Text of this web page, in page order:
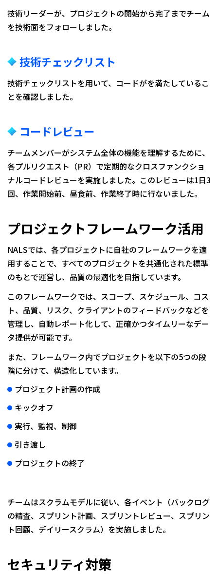
技術リーダーが、プロジェクトの開始から完了までチーム
を技術面をフォローしました。
技術チェックリスト
技術チェックリストを用いて、コードがを満たしているこ
とを確認しました。
コードレビュー
チームメンバーがシステム全体の機能を理解するために、
各プルリクエスト（PR）で定期的なクロスファンクショ
ナルコードレビューを実施しました。このレビューは1日3
回、作業開始前、昼食前、作業終了時に行ないました。
プロジェクトフレームワーク活用
NALSでは、各プロジェクトに自社のフレームワークを適
用することで、すべてのプロジェクトを共通化された標準
のもとで運営し、品質の最適化を目指しています。
このフレームワークでは、スコープ、スケジュール、コス
ト、品質、リスク、クライアントのフィードバックなどを
管理し、自動レポート化して、正確かつタイムリーなデー
タ提供が可能です。
また、フレームワーク内でプロジェクトを以下の5つの段
階に分けて、構造化しています。
プロジェクト計画の作成
キックオフ
実行、監視、制御
引き渡し
プロジェクトの終了
チームはスクラムモデルに従い、各イベント（バックログ
の精査、スプリント計画、スプリントレビュー、スプリン
ト回顧、デイリースクラム）を実施しました。
セキュリティ対策